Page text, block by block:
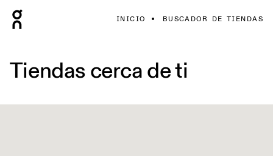
INICIO BUSCADOR DE TIENDAS
Tiendas cerca de ti